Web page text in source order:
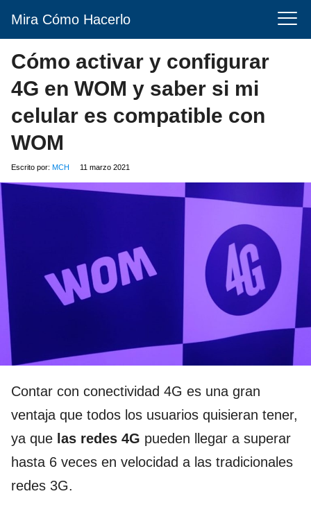
Mira Cómo Hacerlo
Cómo activar y configurar
4G en WOM y saber si mi
celular es compatible con
WOM
Escrito por: MCH 11 marzo 2021
Contar con conectividad 4G es una gran
ventaja que todos los usuarios quisieran tener,
ya que las redes 4G pueden llegar a superar
hasta 6 veces en velocidad a las tradicionales
redes 3G.